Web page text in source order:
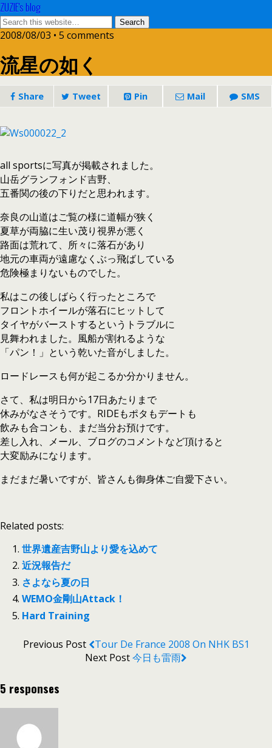
ZUZIE's blog
2008/08/03 • 5 comments
流星の如く
Share Tweet Pin Mail SMS
all sportsに写真が掲載されました。
山岳グランフォンド吉野、
五番関の後の下りだと思われます。
奈良の山道はご覧の様に道幅が狭く
夏草が両脇に生い茂り視界が悪く
路面は荒れて、所々に落石があり
地元の車両が遠慮なくぶっ飛ばしている
危険極まりないものでした。
私はこの後しばらく行ったところで
フロントホイールが落石にヒットして
タイヤがバーストするというトラブルに
見舞われました。風船が割れるような
「パン！」という乾いた音がしました。
ロードレースも何が起こるか分かりません。
さて、私は明日から17日あたりまで
休みがなさそうです。RIDEもポタもデートも
飲みも合コンも、まだ当分お預けです。
差し入れ、メール、ブログのコメントなど頂けると
大変励みになります。
まだまだ暑いですが、皆さんも御身体ご自愛下さい。
Related posts:
世界遺産吉野山より愛を込めて
近況報告だ
さよなら夏の日
WEMO金剛山Attack！
Hard Training
Previous Post
Tour De France 2008 On NHK BS1
Next Post今日も雷雨
5 responses